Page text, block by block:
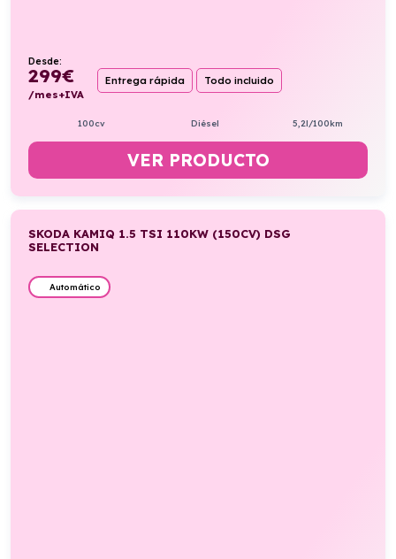
Desde:
299€
/mes+IVA
Entrega rápida Todo incluido
100cv Diésel 5,2l/100km
VER PRODUCTO
SKODA KAMIQ 1.5 TSI 110KW (150CV) DSG
SELECTION
Automático